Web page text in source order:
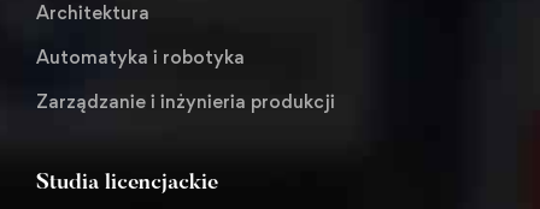
Architektura
Automatyka i robotyka
Zarządzanie i inżynieria produkcji
Studia licencjackie